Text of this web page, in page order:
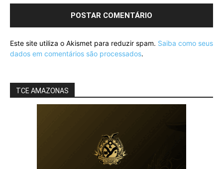
Este site utiliza o Akismet para reduzir spam. Saiba como seus
dados em comentários são processados.
TCE AMAZONAS